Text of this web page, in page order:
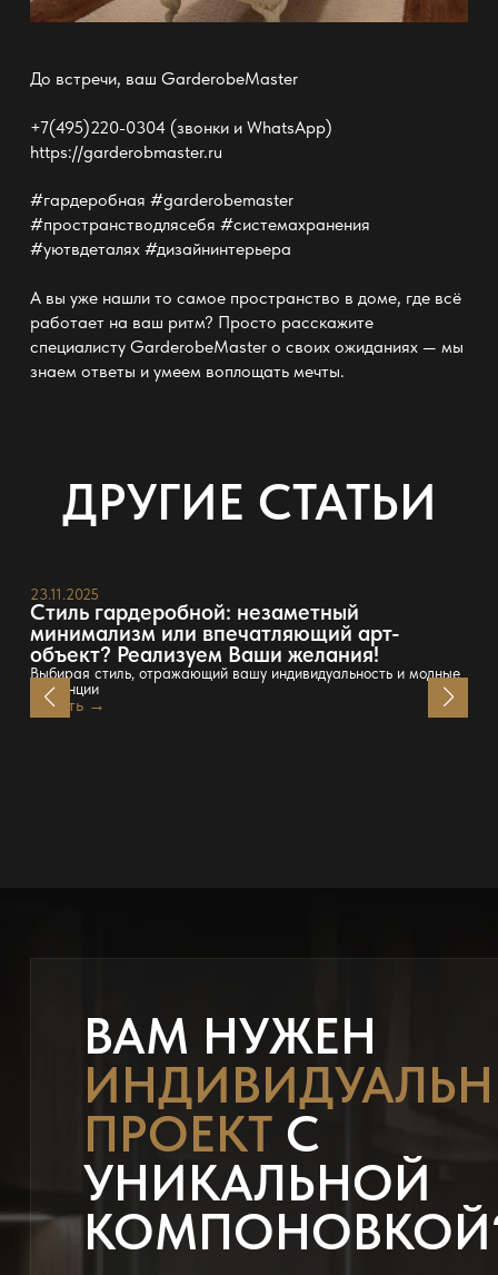
До встречи, ваш GarderobeMaster
+7(495)220-0304 (звонки и WhatsApp)
https://garderobmaster.ru
#гардеробная #garderobemaster
#пространстводлясебя #системахранения
#уютвдеталях #дизайнинтерьера
А вы уже нашли то самое пространство в доме, где всё
работает на ваш ритм? Просто расскажите
специалисту GarderobeMaster о своих ожиданиях — мы
знаем ответы и умеем воплощать мечты.
ДРУГИЕ СТАТЬИ
23.11.2025
Стиль гардеробной: незаметный
минимализм или впечатляющий арт-
объект? Реализуем Ваши желания!
Выбирая стиль, отражающий вашу индивидуальность и модные
тенденции
Читать →
ВАМ НУЖЕН
ПРОЕКТС
УНИКАЛЬНОЙ